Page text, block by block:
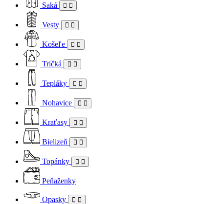
Saká
Vesty
Košeľe
Tričká
Tepláky
Nohavice
Kraťasy
Bielizeň
Topánky
Peňaženky
Opasky